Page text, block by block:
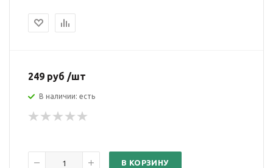
249 руб /шт
В наличии: есть
В КОРЗИНУ